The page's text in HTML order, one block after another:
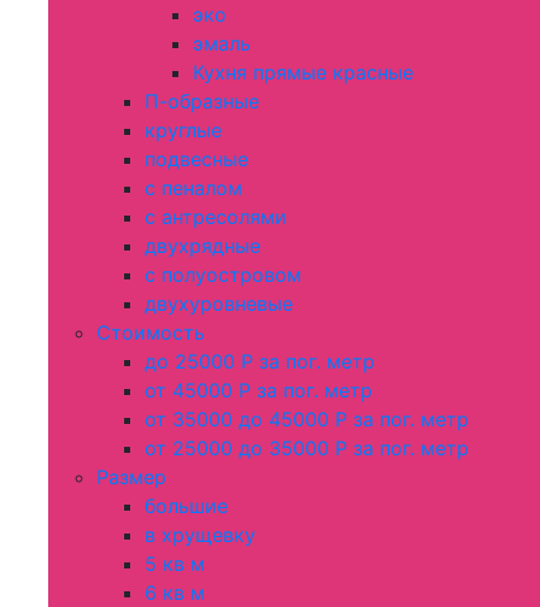
эко
эмаль
Кухня прямые красные
П-образные
круглые
подвесные
с пеналом
с антресолями
двухрядные
с полуостровом
двухуровневые
Стоимость
до 25000 Р за пог. метр
от 45000 Р за пог. метр
от 35000 до 45000 Р за пог. метр
от 25000 до 35000 Р за пог. метр
Размер
большие
в хрущевку
5 кв м
6 кв м